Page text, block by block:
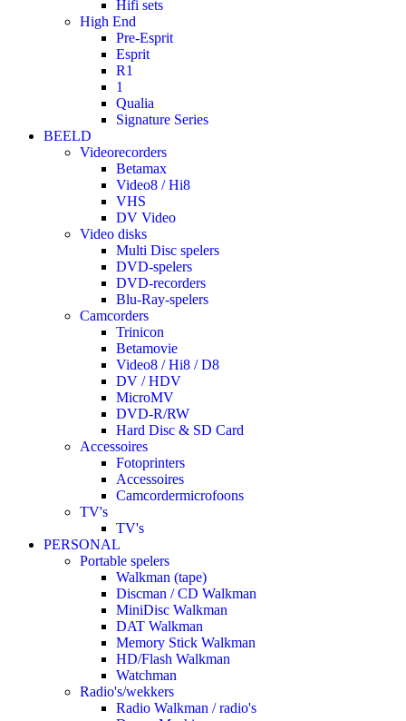
Hifi sets
High End
Pre-Esprit
Esprit
R1
1
Qualia
Signature Series
BEELD
Videorecorders
Betamax
Video8 / Hi8
VHS
DV Video
Video disks
Multi Disc spelers
DVD-spelers
DVD-recorders
Blu-Ray-spelers
Camcorders
Trinicon
Betamovie
Video8 / Hi8 / D8
DV / HDV
MicroMV
DVD-R/RW
Hard Disc & SD Card
Accessoires
Fotoprinters
Accessoires
Camcordermicrofoons
TV's
TV's
PERSONAL
Portable spelers
Walkman (tape)
Discman / CD Walkman
MiniDisc Walkman
DAT Walkman
Memory Stick Walkman
HD/Flash Walkman
Watchman
Radio's/wekkers
Radio Walkman / radio's